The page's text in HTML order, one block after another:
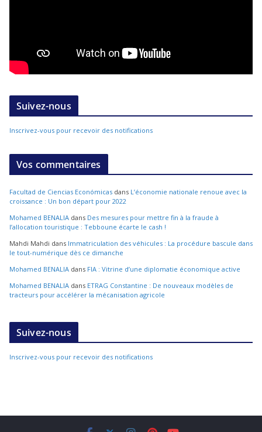
Suivez-nous
Inscrivez-vous pour recevoir des notifications
Vos commentaires
Facultad de Ciencias Económicas dans L’économie nationale renoue avec la
croissance : Un bon départ pour 2022
Mohamed BENALIA dans Des mesures pour mettre fin à la fraude à
l’allocation touristique : Tebboune écarte le cash !
Mahdi Mahdi dans Immatriculation des véhicules : La procédure bascule dans
le tout-numérique dès ce dimanche
Mohamed BENALIA dans FIA : Vitrine d’une diplomatie économique active
Mohamed BENALIA dans ETRAG Constantine : De nouveaux modèles de
tracteurs pour accélérer la mécanisation agricole
Suivez-nous
Inscrivez-vous pour recevoir des notifications